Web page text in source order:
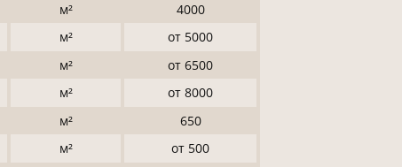
м²
4000
м²
от 5000
м²
от 6500
м²
от 8000
м²
650
м²
от 500